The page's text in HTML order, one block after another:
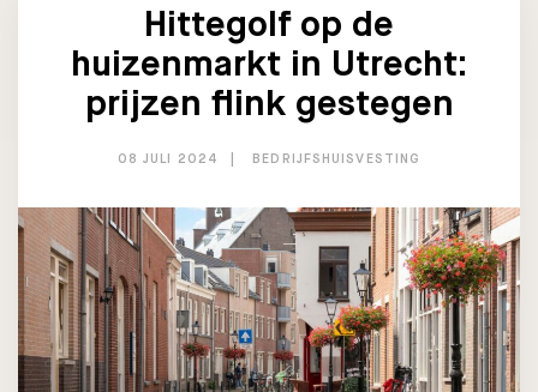
Hittegolf op de
huizenmarkt in Utrecht:
prijzen flink gestegen
08 JULI 2024 BEDRIJFSHUISVESTING